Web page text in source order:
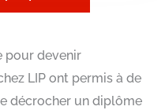
pour devenir
LIP ont permis à de
décrocher un diplôme